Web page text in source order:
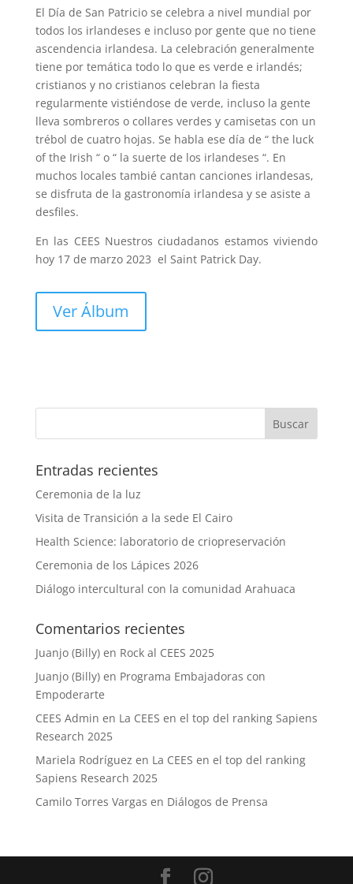
El Día de San Patricio se celebra a nivel mundial por
todos los irlandeses e incluso por gente que no tiene
ascendencia irlandesa. La celebración generalmente
tiene por temática todo lo que es verde e irlandés;
cristianos y no cristianos celebran la fiesta
regularmente vistiéndose de verde, incluso la gente
lleva sombreros o collares verdes y camisetas con un
trébol de cuatro hojas. Se habla ese día de “ the luck
of the Irish “ o “ la suerte de los irlandeses “. En
muchos locales tambié cantan canciones irlandesas,
se disfruta de la gastronomía irlandesa y se asiste a
desfiles.
En las CEES Nuestros ciudadanos estamos viviendo
hoy 17 de marzo 2023 el Saint Patrick Day.
Ver Álbum
Entradas recientes
Ceremonia de la luz
Visita de Transición a la sede El Cairo
Health Science: laboratorio de criopreservación
Ceremonia de los Lápices 2026
Diálogo intercultural con la comunidad Arahuaca
Comentarios recientes
Juanjo (Billy)en Rock al CEES 2025
Juanjo (Billy)en Programa Embajadoras con
Empoderarte
CEES Admin en La CEES en el top del ranking Sapiens
Research 2025
Mariela Rodríguez en La CEES en el top del ranking
Sapiens Research 2025
Camilo Torres Vargas en Diálogos de Prensa